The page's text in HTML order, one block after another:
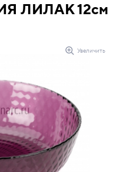
ЛИЛАК 12см
Увеличить